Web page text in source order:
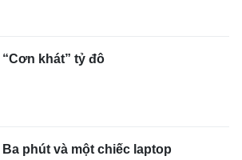
“Cơn khát” tỷ đô
Ba phút và một chiếc laptop